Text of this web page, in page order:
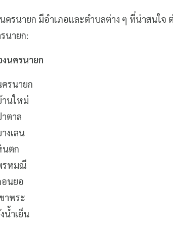
ครนายก มีอำเภอและตำบลต่าง ๆ ที่น่าสนใจ
นายก:
งนครนายก
รนายก
นใหม่
ตาล
งเลน
นตก
รหมณี
นยอ
าพระ
น้ำเย็น